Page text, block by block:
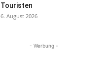
Touristen
6. August 2026
- Werbung -